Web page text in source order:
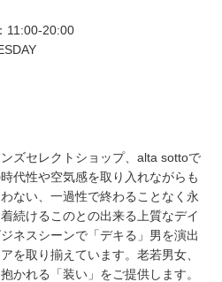
11:00-20:00
ズセレクトショップ、alta sottoで
代性や空気感を取り入れながらも
ない、一過性で終わることなく永
続けるこのとの出来る上質なデイ
ネスシーンで「デキる」男を演出
を取り揃えています。老若男女、
かれる「装い」をご提供します。